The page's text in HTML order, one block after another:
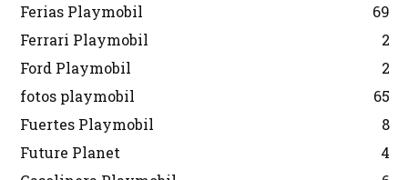
Ferias Playmobil
69
Ferrari Playmobil
2
Ford Playmobil
2
fotos playmobil
65
Fuertes Playmobil
8
Future Planet
4